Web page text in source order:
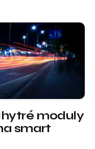
moduly
smart